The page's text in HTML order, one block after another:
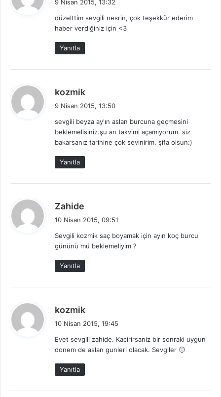
i
k
9 Nisan 2015, 13:32
düzelttim sevgili nesrin, çok teşekkür ederim
haber verdiğiniz için <3
Yanıtla
kozmik
i
k
i
9 Nisan 2015, 13:50
sevgili beyza ay'ın aslan burcuna geçmesini
beklemelisiniz.şu an takvimi açamıyorum. siz
bakarsanız tarihine çok sevinirim. şifa olsun:)
Yanıtla
Zahide
i
k
i
:
10 Nisan 2015, 09:51
Sevgili kozmik saç boyamak için ayın koç burcu
gününü mü beklemeliyim ?
Yanıtla
kozmik
i
k
10 Nisan 2015, 19:45
Evet sevgili zahide. Kacirirsaniz bir sonraki uygun
donem de aslan gunleri olacak. Sevgiler 🙂
Yanıtla